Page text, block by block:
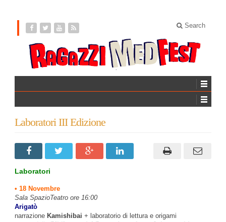
Search
Laboratori III Edizione
Laboratori
• 18 Novembre
Sala SpazioTeatro ore 16:00
Arigatò
narrazione Kamishibai + laboratorio di lettura e origami